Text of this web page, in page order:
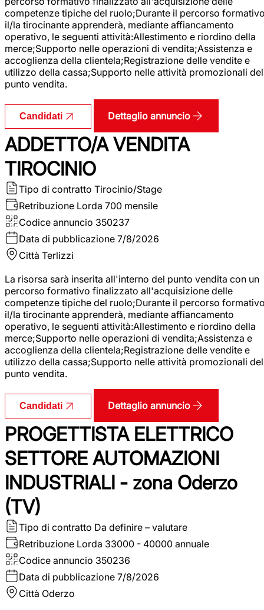
competenze tipiche del ruolo;Durante il percorso
il/la tirocinante apprenderà, mediante affiancamento
operativo, le seguenti attività:Allestimento e riordino della
merce;Supporto nelle operazioni di vendita;Assistenza e
accoglienza della clientela;Registrazione delle vendite e
utilizzo della cassa;Supporto nelle attività promozionali del
punto vendita.
Candidati Dettaglio annuncio
ADDETTO/A VENDITA
TIROCINIO
Tipo di contratto Tirocinio/Stage
Retribuzione Lorda 700 mensile
Codice annuncio 350237
Data di pubblicazione 7/8/2026
Città Terlizzi
La risorsa sarà inserita all'interno del punto vendita con un
percorso formativo finalizzato all'acquisizione delle
competenze tipiche del ruolo;Durante il percorso
il/la tirocinante apprenderà, mediante affiancamento
operativo, le seguenti attività:Allestimento e riordino della
merce;Supporto nelle operazioni di vendita;Assistenza e
accoglienza della clientela;Registrazione delle vendite e
utilizzo della cassa;Supporto nelle attività promozionali del
punto vendita.
Candidati Dettaglio annuncio
PROGETTISTA ELETTRICO
SETTORE AUTOMAZIONI
INDUSTRIALI - zona Oderzo
(TV)
Tipo di contratto Da definire – valutare
Retribuzione Lorda 33000 - 40000 annuale
Codice annuncio 350236
Data di pubblicazione 7/8/2026
Città Oderzo